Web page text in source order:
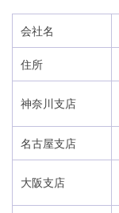
会社名
住所
神奈川支店
名古屋支店
大阪支店